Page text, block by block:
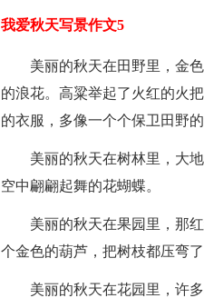
我爱秋天写景作文5
美丽的秋天在田野里，金
的浪花。高粱举起了火红的火
的衣服，多像一个个保卫田野的
美丽的秋天在树林里，大
空中翩翩起舞的花蝴蝶。
美丽的秋天在果园里，那
个金色的葫芦，把树枝都压弯
美丽的秋天在花园里，许